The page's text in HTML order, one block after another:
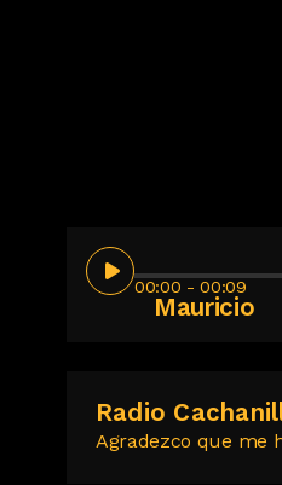
00:00 - 00:09
Mauricio
Radio
Agradezco que me